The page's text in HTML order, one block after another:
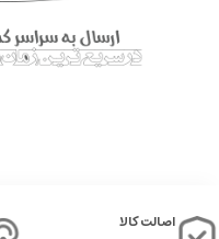
اصالت کالا